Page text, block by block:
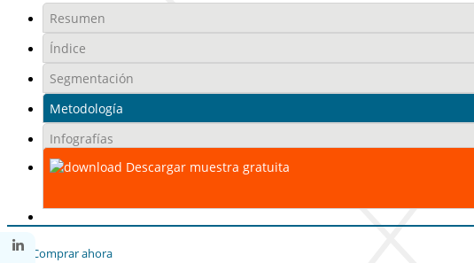
Resumen
Índice
Segmentación
Metodología
Infografías
Descargar muestra gratuita
Comprar ahora